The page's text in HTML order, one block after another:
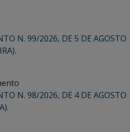
N. 99/2026, DE 5 DE AGOSTO
N. 98/2026, DE 4 DE AGOSTO